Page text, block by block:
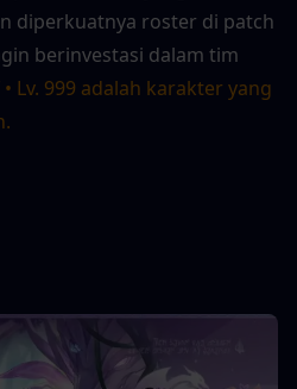
diperkuatnya roster di patch
berinvestasi dalam tim
Lv. 999 adalah karakter yang